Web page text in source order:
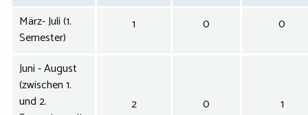
März- Juli (1.
Semester)
1 0 0
Juni - August
(zwischen 1.
und 2.
2 0 1